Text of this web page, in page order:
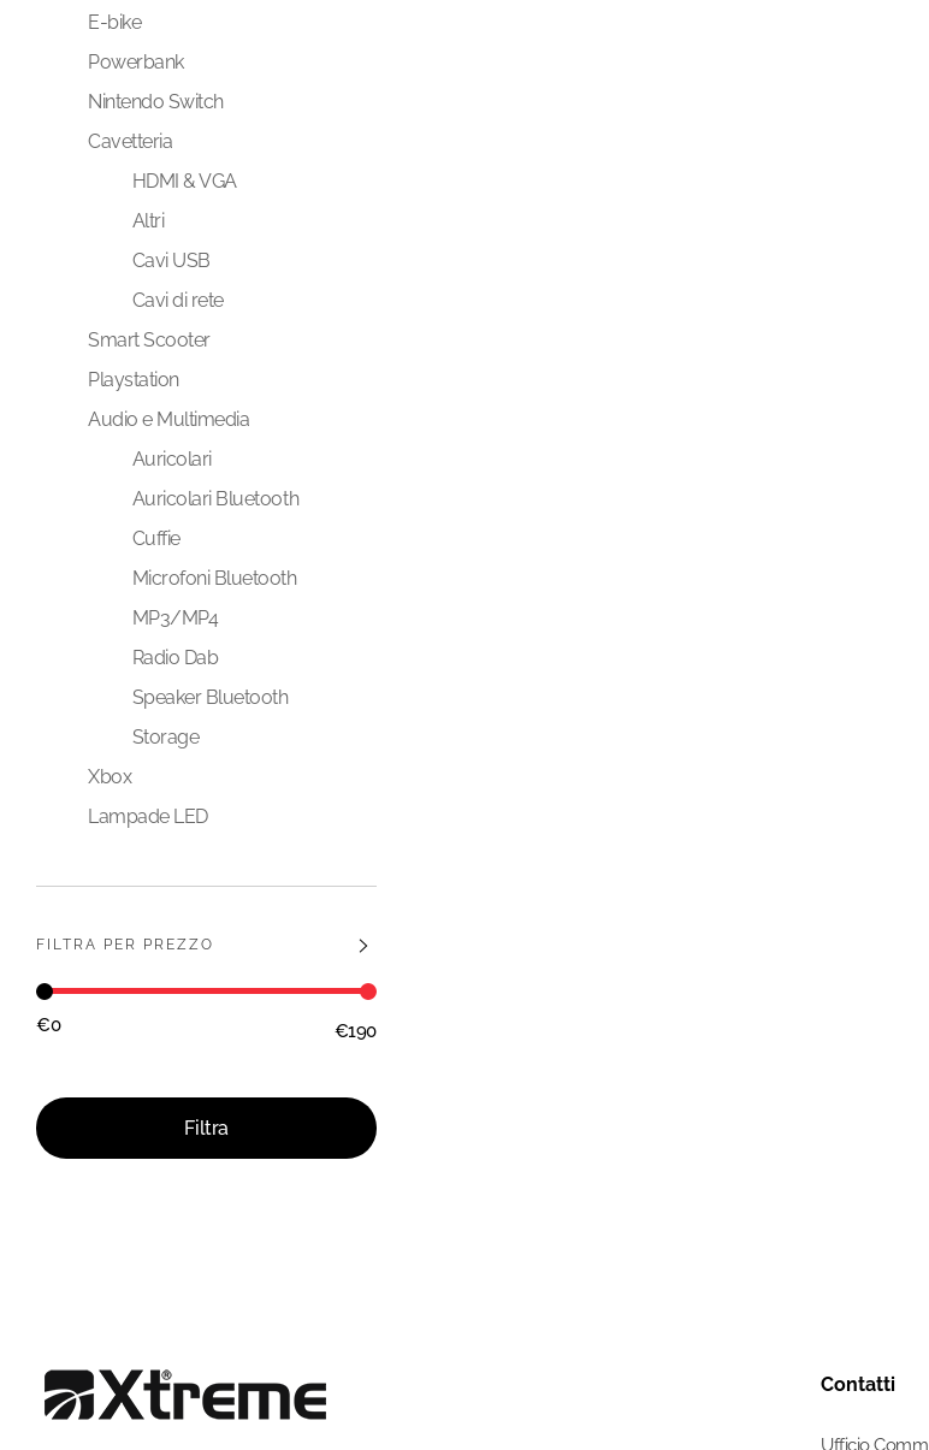
E-bike
Powerbank
Nintendo Switch
Cavetteria
HDMI & VGA
Altri
Cavi USB
Cavi di rete
Smart Scooter
Playstation
Audio e Multimedia
Auricolari
Auricolari Bluetooth
Cuffie
Microfoni Bluetooth
MP3/MP4
Radio Dab
Speaker Bluetooth
Storage
Xbox
Lampade LED
FILTRA PER PREZZO
Filtra
€0 €190
Contatti